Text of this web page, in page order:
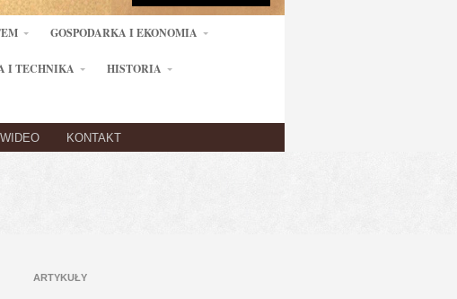
GOSPODARKA I EKONOMIA
I TECHNIKA HISTORIA
WIDEO KONTAKT
ARTYKUŁY